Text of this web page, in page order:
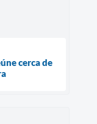
cerca de